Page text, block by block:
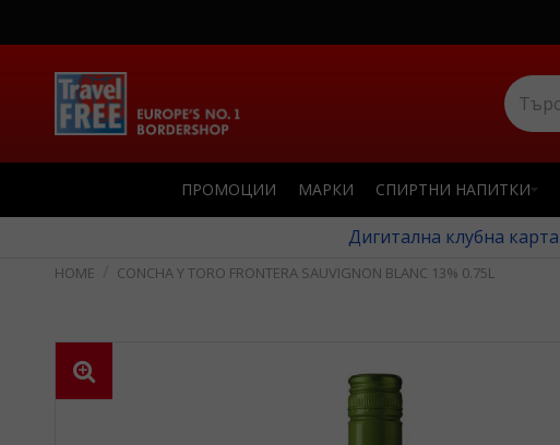
ПРОМОЦИИ МАРКИ СПИРТНИ НАПИТКИ
Дигитална клубна карта
CONCHA Y TORO FRONTERA SAUVIGNON BLANC 13% 0.75L